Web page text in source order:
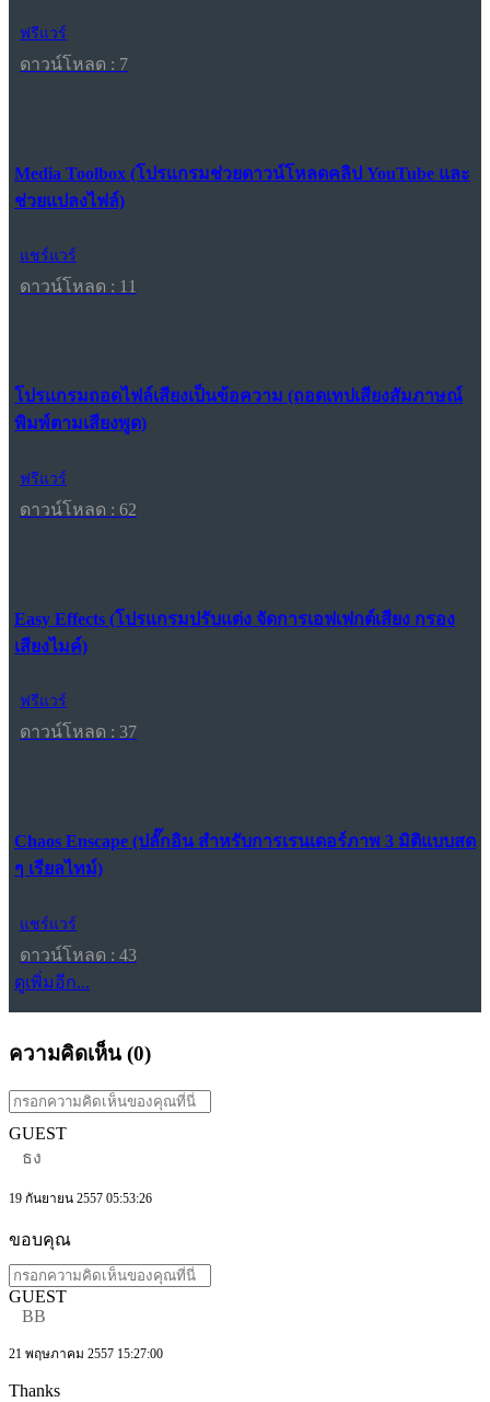
ฟรีแวร์
ดาวน์โหลด : 7
Media Toolbox (โปรแกรมช่วยดาวน์โหลดคลิป YouTube และ
ช่วยแปลงไฟล์)
แชร์แวร์
ดาวน์โหลด : 11
โปรแกรมถอดไฟล์เสียงเป็นข้อความ (ถอดเทปเสียงสัมภาษณ์
พิมพ์ตามเสียงพูด)
ฟรีแวร์
ดาวน์โหลด : 62
Easy Effects (โปรแกรมปรับแต่ง จัดการเอฟเฟกต์เสียง กรอง
เสียงไมค์)
ฟรีแวร์
ดาวน์โหลด : 37
Chaos Enscape (ปลั๊กอิน สำหรับการเรนเดอร์ภาพ 3 มิติแบบสด
ๆ เรียลไทม์)
แชร์แวร์
ดาวน์โหลด : 43
ดูเพิ่มอีก...
ความคิดเห็น (0)
GUEST
ธง
19 กันยายน 2557 05:53:26
ขอบคุณ
GUEST
BB
21 พฤษภาคม 2557 15:27:00
Thanks